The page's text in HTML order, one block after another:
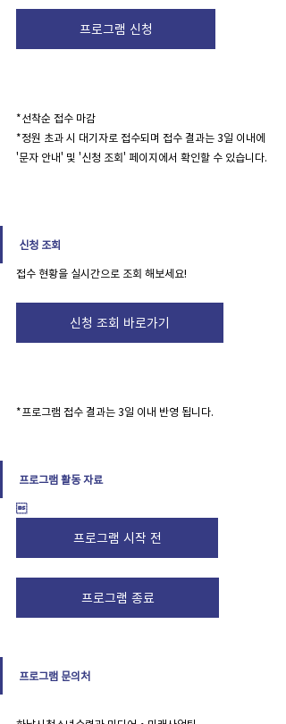
프로그램 신청
*선착순 접수 마감
*정원 초과 시 대기자로 접수되며 접수 결과는 3일 이내에
'문자 안내' 및 '신청 조회' 페이지에서 확인할 수 있습니다.
신청 조회
접수 현황을 실시간으로 조회 해보세요!
신청 조회 바로가기
*프로그램 접수 결과는 3일 이내 반영 됩니다.
프로그램 활동 자료

프로그램 시작 전
프로그램 종료
프로그램 문의처